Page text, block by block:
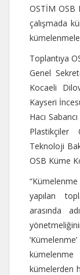
OSTİM OSB
çalışmada
Toplantıya
Genel
Kocaeli
Kayseri
Hacı
Plastikçiler
Teknoloji
OSB Küme
yapılan
arasında
kümelerden